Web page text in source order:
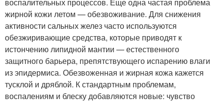
жирной кожи летом — обезвоживание. Для снижения
активности сальных желез часто используются
обезжиривающие средства, которые приводят к
истончению липидной мантии — естественного
защитного барьера, препятствующего испарению влаги
из эпидермиса. Обезвоженная и жирная кожа кажется
тусклой и дряблой. К стандартным проблемам,
воспалениям и блеску добавляются новые: чувство